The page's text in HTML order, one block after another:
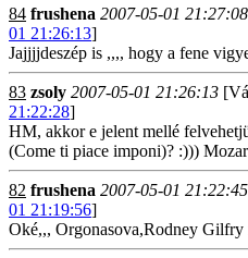
84 frushena 2007-05-01 21:27:08
01 21:26:13]
Jajjjjdeszép is ,,,, hogy a fene
83 zsoly 2007-05-01 21:26:13
21:22:28]
HM, akkor e jelent mellé
(Come ti piace imponi)? :)))
82 frushena 2007-05-01 21:22:45
01 21:19:56]
Oké,,, Orgonasova,Rodney Gilfry